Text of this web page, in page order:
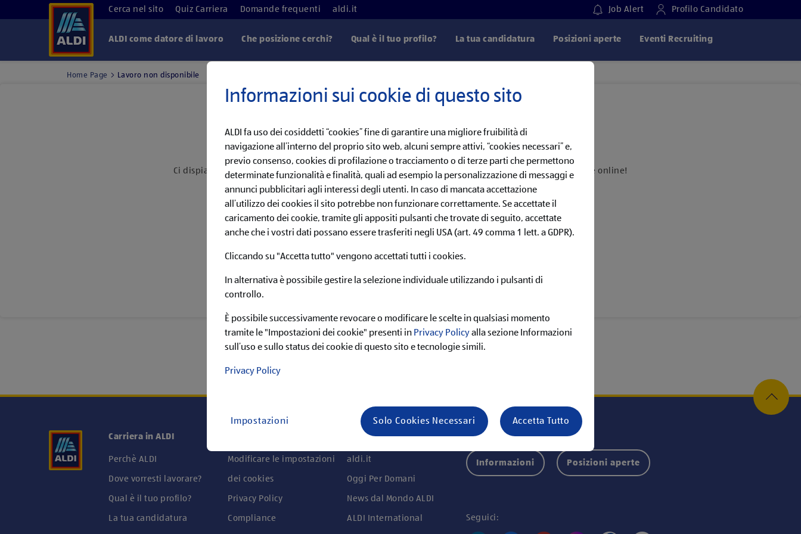
Cerca nel sito Quiz Carriera Domande frequenti aldi.it Job Alert Profilo Candidato
ALDI come datore di lavoro Che posizione cerchi? Qual è il tuo profilo? La tua candidatura Posizioni aperte Eventi Recruiting
Home Page Lavoro non disponibile
QUESTA OPPORTUNITÀ NON È PIÙ DISPONIBILE
Ci dispiace, abbiamo già chiuso questa offerta di lavoro! Ma non preoccuparti, potrebbe presto tornare online!
Imposta un Job Alert per ricevere una notifica appena l'annuncio tornerà online
VAI AL JOB ALERT
POSIZIONI APERTE
Carriera in ALDI
Perchè ALDI
Dove vorresti lavorare?
Qual è il tuo profilo?
La tua candidatura
Modificare le impostazioni
dei cookies
Privacy Policy
Compliance
ALDI nel web
aldi.it
Oggi Per Domani
News dal Mondo ALDI
ALDI International
Cerca per:
Informazioni Posizioni aperte
Seguici:
Informazioni sui cookie di questo sito
ALDI fa uso dei cosiddetti “cookies” fine di garantire una migliore fruibilità di
navigazione all’interno del proprio sito web, alcuni sempre attivi, “cookies necessari” e,
previo consenso, cookies di profilazione o tracciamento o di terze parti che permettono
determinate funzionalità e finalità, quali ad esempio la personalizzazione di messaggi e
annunci pubblicitari agli interessi degli utenti. In caso di mancata accettazione
all’utilizzo dei cookies il sito potrebbe non funzionare correttamente. Se accettate il
caricamento dei cookie, tramite gli appositi pulsanti che trovate di seguito, accettate
anche che i vostri dati possano essere trasferiti negli USA (art. 49 comma 1 lett. a GDPR).
Cliccando su "Accetta tutto" vengono accettati tutti i cookies.
In alternativa è possibile gestire la selezione individuale utilizzando i pulsanti di
controllo.
È possibile successivamente revocare o modificare le scelte in qualsiasi momento
tramite le "Impostazioni dei cookie" presenti in Privacy Policyalla sezione Informazioni
sull’uso e sullo status dei cookie di questo sito e tecnologie simili.
Privacy Policy
Impostazioni Solo Cookies Necessari Accetta Tutto